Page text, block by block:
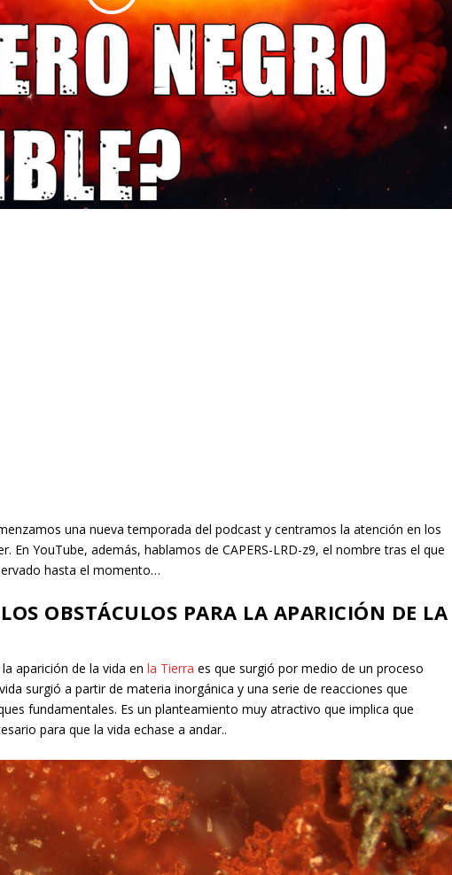
una nueva temporada del podcast y centramos la atención en los
En YouTube, además, hablamos de CAPERS-LRD-z9, el nombre tras el que
hasta el momento…
OBSTÁCULOS PARA LA APARICIÓN DE LA
aparición de la vida enla Tierra es que surgió por medio de un proceso
surgió a partir de materia inorgánica y una serie de reacciones que
fundamentales. Es un planteamiento muy atractivo que implica que
para que la vida echase a andar..